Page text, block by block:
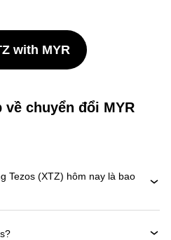
with MYR
chuyển đổi MYR
Tezos (XTZ) hôm nay là bao